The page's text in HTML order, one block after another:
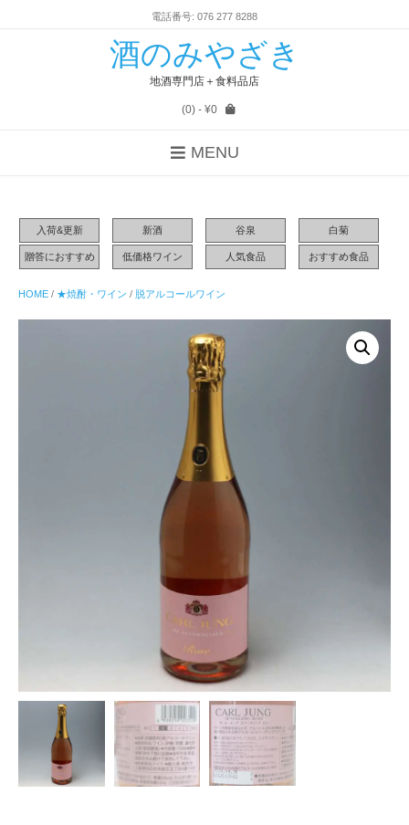
電話番号: 076 277 8288
酒のみやざき
地酒専門店＋食料品店
(0)- ¥0
MENU
入荷&更新 新酒 谷泉 白菊
贈答におすすめ 低価格ワイン 人気食品 おすすめ食品
HOME / ★焼酎・ワイン / 脱アルコールワイン